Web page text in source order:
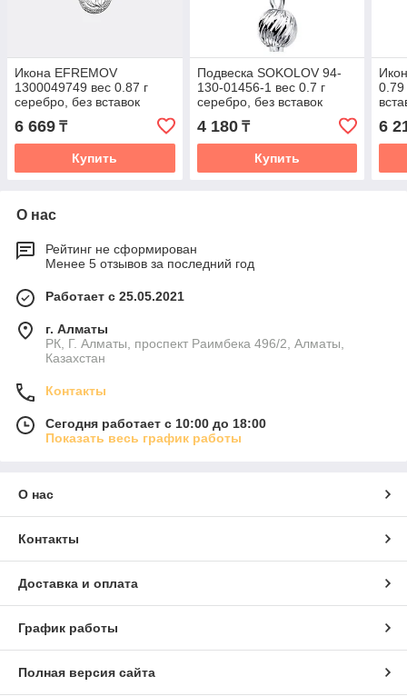
Икона EFREMOV
1300049749 вес 0.87 г
серебро, без вставок
6 669 ₸
Купить
Подвеска SOKOLOV 94-
130-01456-1 вес 0.7 г
серебро, без вставок
4 180₸
Купить
0.79
6
О нас
Рейтинг не сформирован
Менее 5 отзывов за последний год
Работает с 25.05.2021
г. Алматы
РК, Г. Алматы, проспект Раимбека 496/2, Алматы,
Казахстан
Контакты
Сегодня работает с 10:00 до 18:00
Показать весь график работы
О нас
Контакты
Доставка и оплата
График работы
Полная версия сайта